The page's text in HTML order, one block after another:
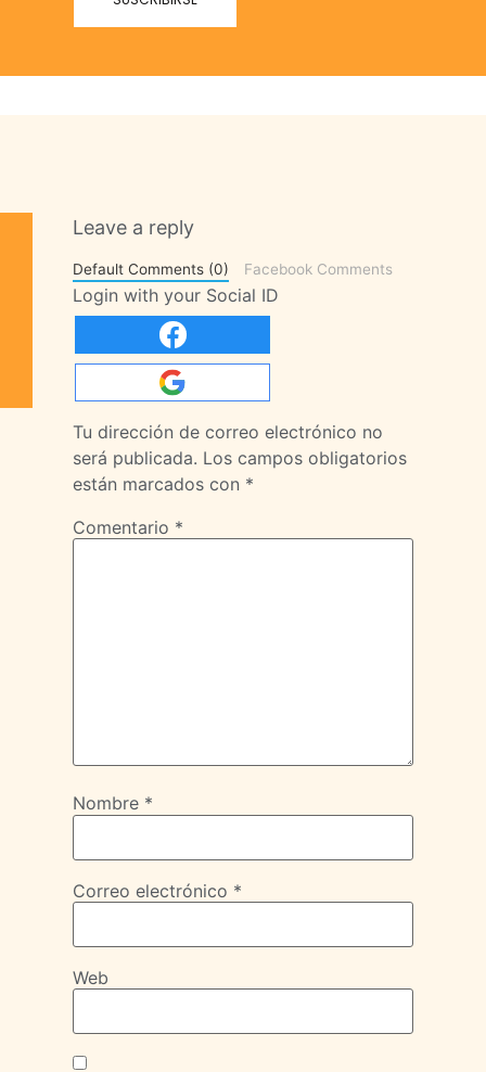
Leave a reply
Default Comments (0) Facebook Comments
Login with your Social ID
Tu dirección de correo electrónico no
será publicada. Los campos obligatorios
están marcados con *
Comentario *
Nombre *
Correo electrónico *
Web